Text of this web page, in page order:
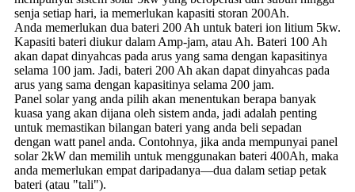
senja setiap hari, ia memerlukan kapasiti storan 200Ah.
Anda memerlukan dua bateri 200 Ah untuk bateri ion litium 5kw.
Kapasiti bateri diukur dalam Amp-jam, atau Ah. Bateri 100 Ah
akan dapat dinyahcas pada arus yang sama dengan kapasitinya
selama 100 jam. Jadi, bateri 200 Ah akan dapat dinyahcas pada
arus yang sama dengan kapasitinya selama 200 jam.
Panel solar yang anda pilih akan menentukan berapa banyak
kuasa yang akan dijana oleh sistem anda, jadi adalah penting
untuk memastikan bilangan bateri yang anda beli sepadan
dengan watt panel anda. Contohnya, jika anda mempunyai panel
solar 2kW dan memilih untuk menggunakan bateri 400Ah, maka
anda memerlukan empat daripadanya—dua dalam setiap petak
bateri (atau "tali").